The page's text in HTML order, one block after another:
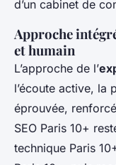
d’un cabinet de
Approche
et humain
L’approche de l’
l’écoute active, la
éprouvée,
SEO Paris 10+
technique Paris